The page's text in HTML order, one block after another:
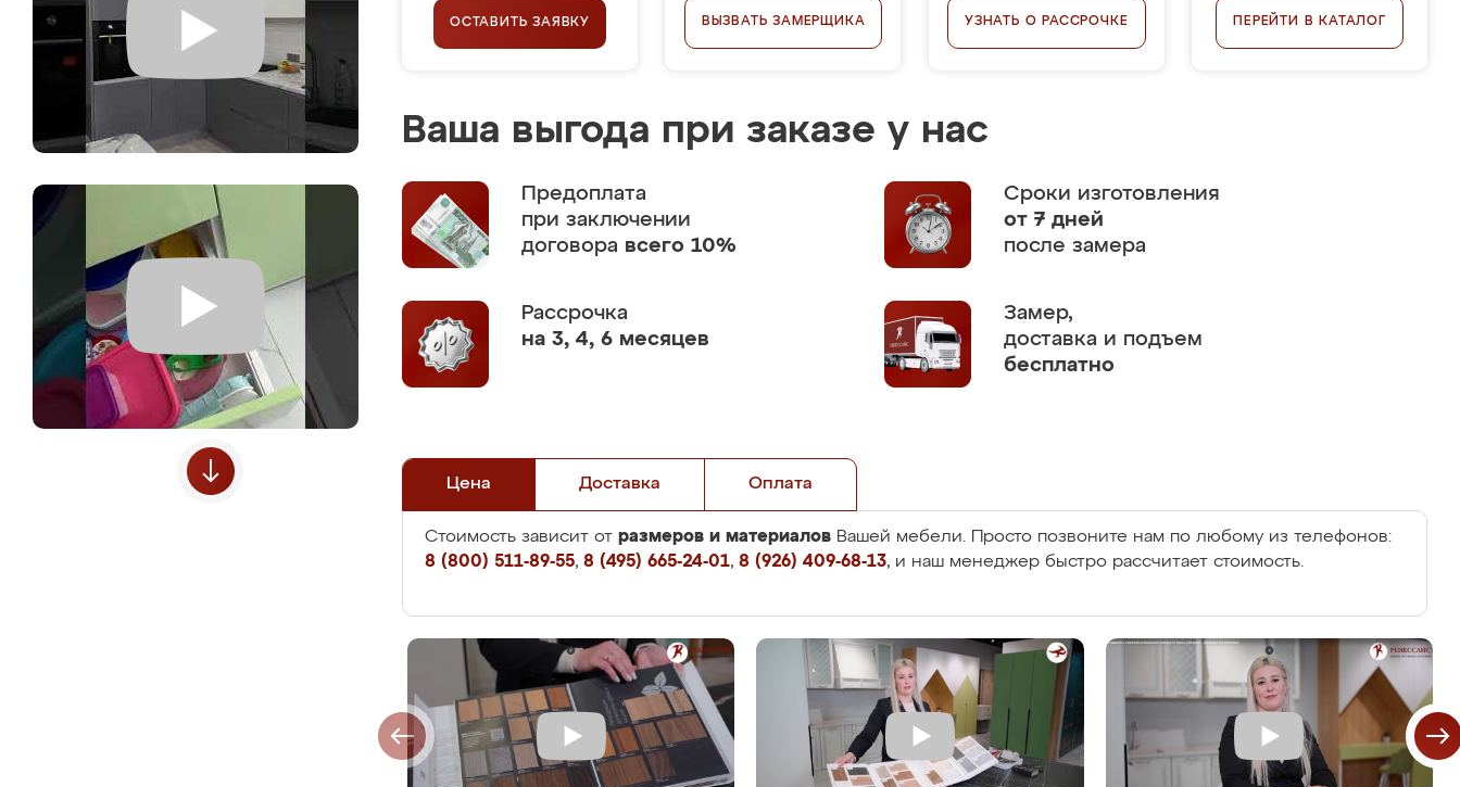
ОСТАВИТЬ ЗАЯВКУ ВЫЗВАТЬ ЗАМЕРЩИКА УЗНАТЬ О РАССРОЧКЕ ПЕРЕЙТИ В КАТАЛОГ
Ваша выгода при заказе у нас
Предоплата
при заключении
договора всего 10%
Сроки изготовления
от 7 дней
после замера
Рассрочка
на 3, 4, 6 месяцев
Замер,
доставка и подъем
бесплатно
Цена Доставка Оплата
Стоимость зависит от размеров и материалов Вашей мебели. Просто позвоните нам по любому из телефонов:
8 (800) 511-89-55, 8 (495) 665-24-01, 8 (926) 409-68-13, и наш менеджер быстро рассчитает стоимость.